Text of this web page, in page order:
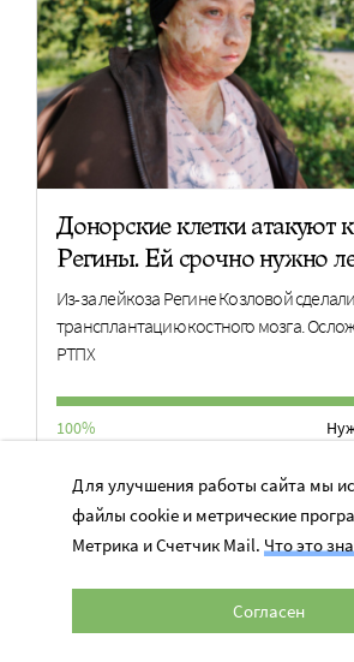
Донорские клетки атакуют
Регины. Ей срочно нужно
Из-за лейкоза Регине Козловой сделали
трансплантацию костного мозга.
РТПХ
100%
ПОМОЧЬ
Для улучшения работы сайта мы
файлы cookie и метрические
Метрика и Счетчик Mail. Что это
Согласен